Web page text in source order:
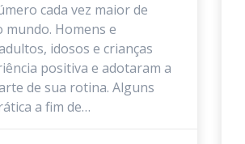
cada vez maior de
mundo. Homens e
idosos e crianças
positiva e adotaram a
de sua rotina. Alguns
a fim de…